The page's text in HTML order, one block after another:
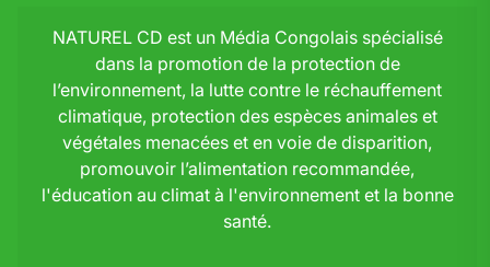
NATUREL CD est un Média Congolais spécialisé
dans la promotion de la protection de
l’environnement, la lutte contre le réchauffement
climatique, protection des espèces animales et
végétales menacées et en voie de disparition,
promouvoir l’alimentation recommandée,
l'éducation au climat à l'environnement et la bonne
santé.